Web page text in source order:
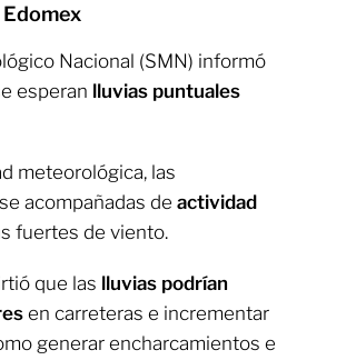
Nacional (SMN) informó
esperan lluvias puntuales
meteorológica, las
acompañadas de actividad
fuertes de viento.
que las lluvias podrían
en carreteras e incrementar
generar encharcamientos e